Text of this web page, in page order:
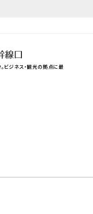
ビジネス・観光の拠点に最